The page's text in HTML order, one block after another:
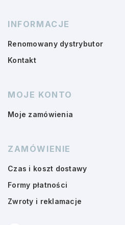
INFORMACJE
Renomowany dystrybutor
Kontakt
MOJE KONTO
Moje zamówienia
ZAMÓWIENIE
Czas i koszt dostawy
Formy płatności
Zwroty i reklamacje